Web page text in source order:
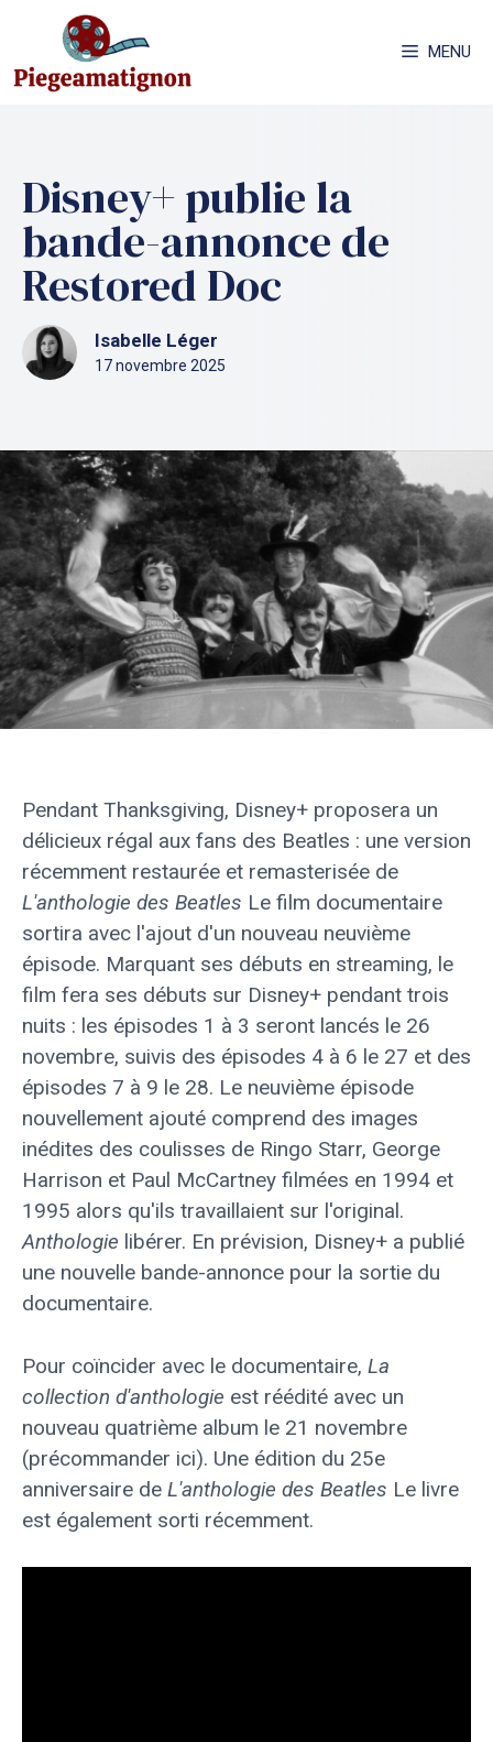
contenu
MENU
Disney+ publie la
bande-annonce de
Restored Doc
Isabelle Léger
17 novembre 2025
Pendant Thanksgiving, Disney+ proposera un
délicieux régal aux fans des Beatles : une version
récemment restaurée et remasterisée de
L'anthologie des Beatles Le film documentaire
sortira avec l'ajout d'un nouveau neuvième
épisode. Marquant ses débuts en streaming, le
film fera ses débuts sur Disney+ pendant trois
nuits : les épisodes 1 à 3 seront lancés le 26
novembre, suivis des épisodes 4 à 6 le 27 et des
épisodes 7 à 9 le 28. Le neuvième épisode
nouvellement ajouté comprend des images
inédites des coulisses de Ringo Starr, George
Harrison et Paul McCartney filmées en 1994 et
1995 alors qu'ils travaillaient sur l'original.
Anthologie libérer. En prévision, Disney+ a publié
une nouvelle bande-annonce pour la sortie du
documentaire.
Pour coïncider avec le documentaire, La
collection d'anthologie est réédité avec un
nouveau quatrième album le 21 novembre
(précommander ici). Une édition du 25e
anniversaire de L'anthologie des Beatles Le livre
est également sorti récemment.